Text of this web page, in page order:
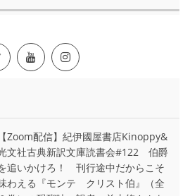
【Zoom配信】紀伊國屋書店Kinoppy&
文社古典新訳文庫読書会#122 伯爵
追いかけろ！ 刊行途中だからこそ
わえる『モンテ゠クリスト伯』（全